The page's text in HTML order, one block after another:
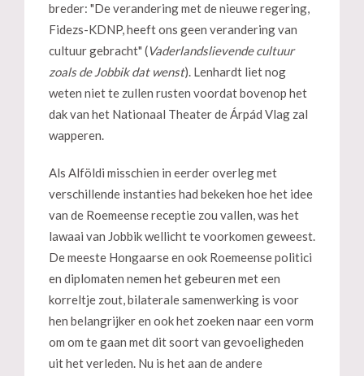
breder: "De verandering met de nieuwe regering,
Fidezs-KDNP, heeft ons geen verandering van
cultuur gebracht" (Vaderlandslievende cultuur
zoals de Jobbik dat wenst). Lenhardt liet nog
weten niet te zullen rusten voordat bovenop het
dak van het Nationaal Theater de Árpád Vlag zal
wapperen.
Als Alföldi misschien in eerder overleg met
verschillende instanties had bekeken hoe het idee
van de Roemeense receptie zou vallen, was het
lawaai van Jobbik wellicht te voorkomen geweest.
De meeste Hongaarse en ook Roemeense politici
en diplomaten nemen het gebeuren met een
korreltje zout, bilaterale samenwerking is voor
hen belangrijker en ook het zoeken naar een vorm
om om te gaan met dit soort van gevoeligheden
uit het verleden. Nu is het aan de andere